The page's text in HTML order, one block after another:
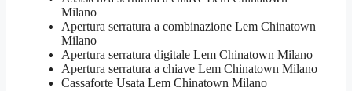
Milano
​Apertura serratura​ ​a combinazione Lem Chinatown
Milano
Apertura serratura​ ​digitale Lem Chinatown Milano
​Apertura serratura​ ​a chiave Lem Chinatown Milano
​Cassaforte Usata Lem Chinatown Milano